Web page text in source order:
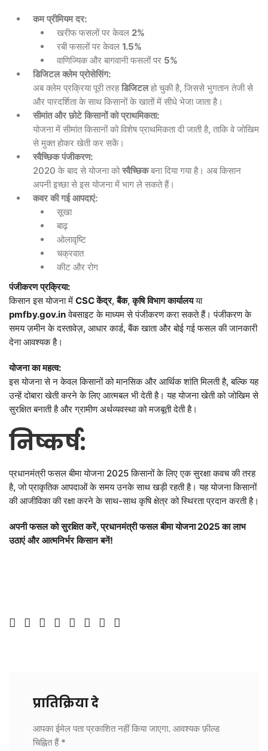
कम प्रीमियम दर:
खरीफ फसलों पर केवल 2%
रबी फसलों पर केवल 1.5%
वाणिज्यिक और बागवानी फसलों पर 5%
डिजिटल क्लेम प्रोसेसिंग:
अब क्लेम प्रक्रिया पूरी तरहडिजिटलहो चुकी है, जिससे भुगतान तेजी से
और पारदर्शिता के साथ किसानों के खातों में सीधे भेजा जाता है।
सीमांत और छोटे किसानों को प्राथमिकता:
योजना में सीमांत किसानों को विशेष प्राथमिकता दी जाती है, ताकि वे जोखिम
से मुक्त होकर खेती कर सकें।
स्वैच्छिक पंजीकरण:
2020 के बाद से योजना कोस्वैच्छिकबना दिया गया है। अब किसान
अपनी इच्छा से इस योजना में भाग ले सकते हैं।
कवर की गई आपदाएं:
सूखा
बाढ़
ओलावृष्टि
चक्रवात
कीट और रोग
पंजीकरण प्रक्रिया:
किसान इस योजना में CSCकेंद्र,बैंक,कृषि विभाग कार्यालयया
pmfby.gov.inवेबसाइट के माध्यम से पंजीकरण करा सकते हैं। पंजीकरण के
समय ज़मीन के दस्तावेज़, आधार कार्ड, बैंक खाता और बोई गई फसल की जानकारी
देना आवश्यक है।
योजना का महत्व:
इस योजना से न केवल किसानों को मानसिक और आर्थिक शांति मिलती है, बल्कि यह
उन्हें दोबारा खेती करने के लिए आत्मबल भी देती है। यह योजना खेती को जोखिम से
सुरक्षित बनाती है और ग्रामीण अर्थव्यवस्था को मजबूती देती है।
निष्कर्ष:
प्रधानमंत्री फसल बीमा योजना 2025 किसानों के लिए एक सुरक्षा कवच की तरह
है, जो प्राकृतिक आपदाओं के समय उनके साथ खड़ी रहती है। यह योजना किसानों
की आजीविका की रक्षा करने के साथ-साथ कृषि क्षेत्र को स्थिरता प्रदान करती है।
अपनी फसल को सुरक्षित करें,प्रधानमंत्री फसल बीमा योजना2025का लाभ
उठाएं और आत्मनिर्भर किसान बनें!
प्रातिक्रिया दे
आपका ईमेल पता प्रकाशित नहीं किया जाएगा. आवश्यक फ़ील्ड
चिह्नित हैं *